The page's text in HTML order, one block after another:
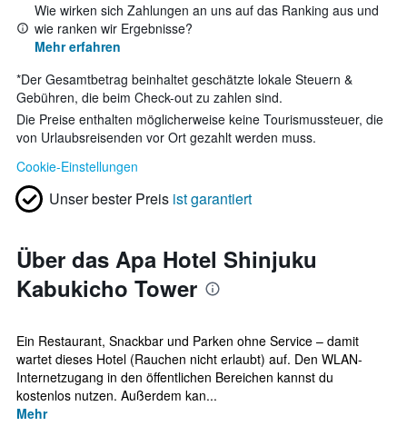
Wie wirken sich Zahlungen an uns auf das Ranking aus und
wie ranken wir Ergebnisse?
Mehr erfahren
*Der Gesamtbetrag beinhaltet geschätzte lokale Steuern &
Gebühren, die beim Check-out zu zahlen sind.
Die Preise enthalten möglicherweise keine Tourismussteuer, die
von Urlaubsreisenden vor Ort gezahlt werden muss.
Cookie-Einstellungen
Unser bester Preis ist garantiert
Über das Apa Hotel Shinjuku
Kabukicho Tower
Ein Restaurant, Snackbar und Parken ohne Service – damit
wartet dieses Hotel (Rauchen nicht erlaubt) auf. Den WLAN-
Internetzugang in den öffentlichen Bereichen kannst du
kostenlos nutzen. Außerdem kan...
Mehr